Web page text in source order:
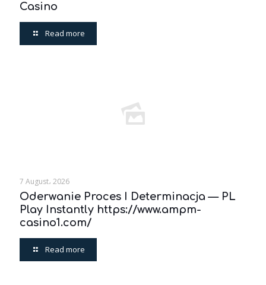
Casino
Read more
7 August، 2026
Oderwanie Proces I Determinacja — PL
Play Instantly https://www.ampm-
casino1.com/
Read more